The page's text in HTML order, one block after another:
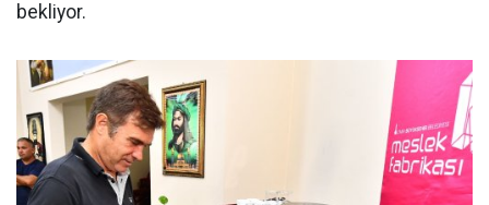
bekliyor.